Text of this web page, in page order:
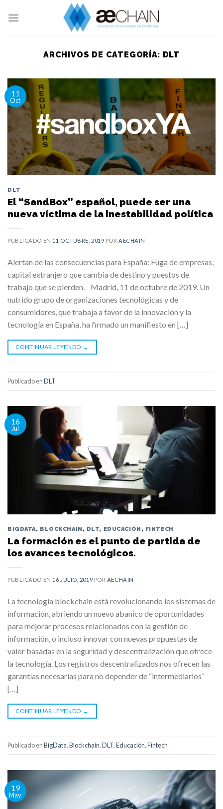
ARCHIVOS DE CATEGORÍA: DLT
11
Oct
DLT
El “SandBox” español, puede ser una
nueva víctima de la inestabilidad política
PUBLICADO EN 11 OCTUBRE, 2019 PORAECHAIN
Alertan de las consecuencias para España: Fuga de empresas,
capital extranjero que cambia de destino y puestos de
trabajo que se pierden. Madrid, 11 de octubre de 2019. Un
nutrido grupo de organizaciones tecnológicas y de
consumidores, que trabaja a favor de la innovación y la
tecnología en España, ha firmado un manifiesto en […]
CONTINUAR LEYENDO →
Publicado enDLT
16
Jul
BIGDATA, BLOCKCHAIN , DLT, EDUCACIÓN , FINTECH
La formación es el punto de partida de
los avances tecnológicos.
PUBLICADO EN 16 JULIO, 2019 POR AECHAIN
La tecnología blockchain está revolucionando los sistemas de
información, abriendo un nuevo abanico de oportunidades
para mejorar procesos relacionados con la gestión de
información, o incluso innovar con nuevas propuestas de
valor basadas en la seguridad y descentralización que ofrece
la tecnología. Los registros descentralizados nos ofrecen las
garantías necesarias para no depender de “intermediarios”
[…]
CONTINUAR LEYENDO →
Publicado enBigData,Blockchain,DLT,Educación,Fintech
19
May